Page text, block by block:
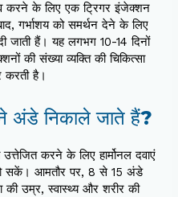
करने के लिए एक ट्रिगर इंजेक्शन
गर्भाशय को समर्थन देने के लिए
जाती हैं। यह लगभग 10-14 दिनों
की संख्या व्यक्ति की चिकित्सा
करती है।
अंडे निकाले जाते हैं?
करने के लिए हार्मोनल दवाएं
सकें। आमतौर पर, 8 से 15 अंडे
की उम्र, स्वास्थ्य और शरीर की